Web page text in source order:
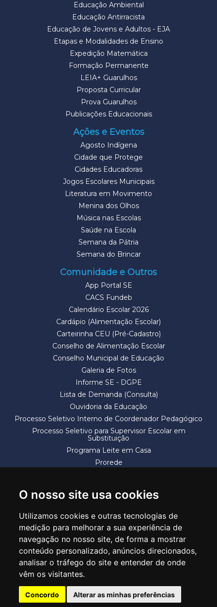
O nosso site usa cookies
Utilizamos cookies e outras tecnologias de
medição para melhorar a sua experiência de
navegação no nosso site, de forma a mostrar
conteúdo personalizado, anúncios direcionados,
analisar o tráfego do site e entender de onde
vêm os visitantes.
Concordo Alterar as minhas preferências
Educação Ambiental
Educação Antirracista
Educação de Jovens e Adultos - EJA
Etapas e Modalidades de Ensino
Expedição Matemática
Formação Permanente
LEIA+ Guarulhos
Proposta Curricular
Prova Guarulhos
Publicações Educacionais
Ações e Eventos
Agosto Indígena
Cidade que Protege
Cidades Educadoras
Jogos Escolares Municipais
Literatura em Movimento
Menina dos Olhos
Música nas Escolas
Saúde na Escola
Semana da Pátria
Semana do Brincar
Comunidade e Outros
App Portal SE
CACS Fundeb
Calendário Escolar 2026
Cardápio (Alimentação Escolar)
Carteirinha CEU (Pré-Cadastro)
Conselho de Alimentação Escolar
Conselho Municipal de Educação
Galeria de Fotos
Informe SE - DGPE
Lista de Demanda (Consulta)
Ouvidoria da Educação
Processo Seletivo Interno de Coordenador Pedagógico
Processo Seletivo para Supervisor Escolar em
Substituição
Programa Leite em Casa
Prorede
SECRETARIA DE EDUCAÇÃO
Rua Claudino Barbosa, 313 - Macedo - Guarulhos/SP CEP 07113-040
Central de Atendimento: *55 11 2475-7300